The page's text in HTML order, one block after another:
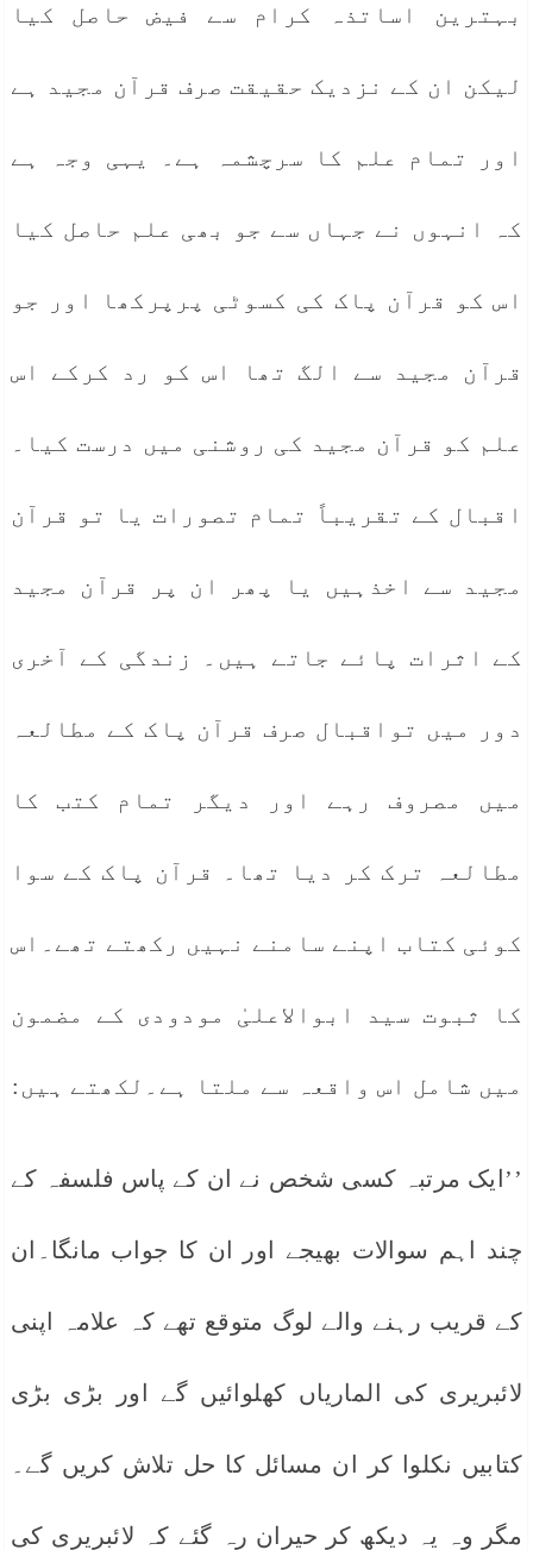
بہترین اساتذہ کرام سے فیض حاصل کیا
لیکن ان کے نزدیک حقیقت صرف قرآن مجید ہے
اور تمام علم کا سرچشمہ ہے۔ یہی وجہ ہے
کہ انہوں نے جہاں سے جو بھی علم حاصل کیا
اس کو قرآن پاک کی کسوٹی پرپرکھا اور جو
قرآن مجید سے الگ تھا اس کو رد کرکے اس
علم کو قرآن مجید کی روشنی میں درست کیا۔
اقبال کے تقریباً تمام تصورات یا تو قرآن
مجید سے اخذہیں یا پھر ان پر قرآن مجید
کے اثرات پائے جاتے ہیں۔ زندگی کے آخری
دور میں تواقبال صرف قرآن پاک کے مطالعہ
میں مصروف رہے اور دیگر تمام کتب کا
مطالعہ ترک کر دیا تھا۔ قرآن پاک کے سوا
کوئی کتاب اپنے سامنے نہیں رکھتے تھے۔اس
کا ثبوت سید ابوالاعلیٰ مودودی کے مضمون
میں شامل اس واقعہ سے ملتا ہے۔لکھتے ہیں:
’’ایک مرتبہ کسی شخص نے ان کے پاس فلسفہ کے
چند اہم سوالات بھیجے اور ان کا جواب مانگا۔ان
کے قریب رہنے والے لوگ متوقع تھے کہ علامہ اپنی
لائبریری کی الماریاں کھلوائیں گے اور بڑی بڑی
کتابیں نکلوا کر ان مسائل کا حل تلاش کریں گے۔
مگر وہ یہ دیکھ کر حیران رہ گئے کہ لائبریری کی